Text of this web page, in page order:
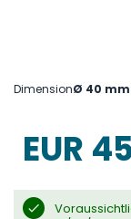
beginning
gallery
DimensionØ 40 mm
EUR